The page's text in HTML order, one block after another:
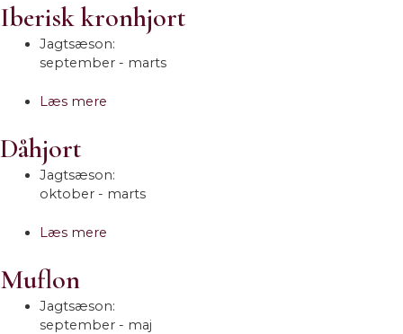
Iberisk kronhjort
Jagtsæson:
september - marts
Læs mere
Dåhjort
Jagtsæson:
oktober - marts
Læs mere
Muflon
Jagtsæson:
september - maj